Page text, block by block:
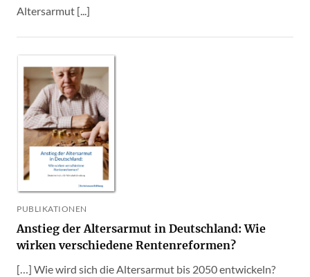
Altersarmut [...]
PUBLIKATIONEN
Anstieg der Altersarmut in Deutschland: Wie
wirken verschiedene Rentenreformen?
[…] Wie wird sich die Altersarmut bis 2050 entwickeln?